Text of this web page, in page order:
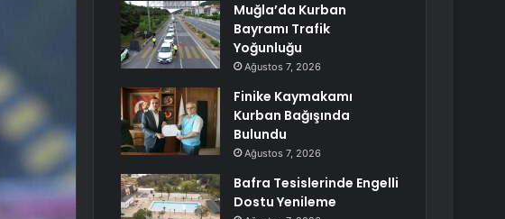
Muğla’da Kurban
Bayramı Trafik
Yoğunluğu
Ağustos 7, 2026
Finike Kaymakamı
Kurban Bağışında
Bulundu
Ağustos 7, 2026
Bafra Tesislerinde Engelli
Dostu Yenileme